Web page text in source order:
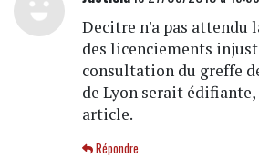
Decitre n'a pas attendu
des licenciements
consultation du greffe
de Lyon serait
article.
Répondre